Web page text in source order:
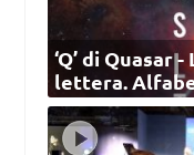
‘Q’ di Quasar
lettera.